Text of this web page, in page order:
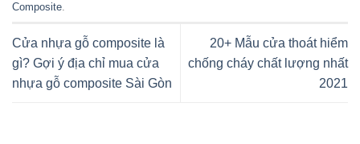
Composite.
Cửa nhựa gỗ composite là
gì? Gợi ý địa chỉ mua cửa
nhựa gỗ composite Sài Gòn
20+ Mẫu cửa thoát hiểm
chống cháy chất lượng nhất
2021